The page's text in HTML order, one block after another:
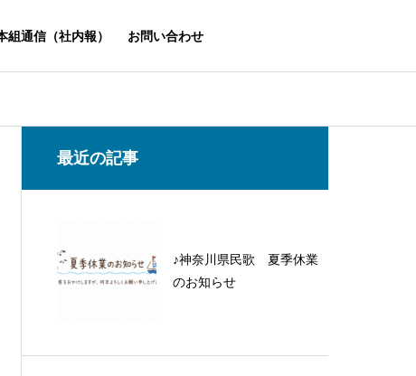
組通信（社内報） お問い合わせ
最近の記事
♪神奈川県民歌 夏季休業
のお知らせ